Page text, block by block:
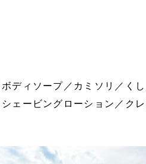
ディソープ／カミソリ／く
ェービングローション／ク